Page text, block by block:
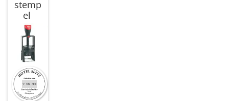
stemp
el